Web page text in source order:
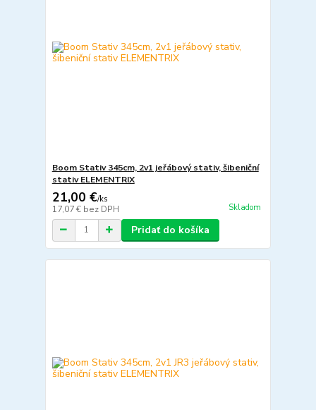
Boom Stativ 345cm, 2v1 jeřábový stativ, šibeniční
stativ ELEMENTRIX
21,00 €/ks
17,07 € bez DPH Skladom
Pridať do košíka